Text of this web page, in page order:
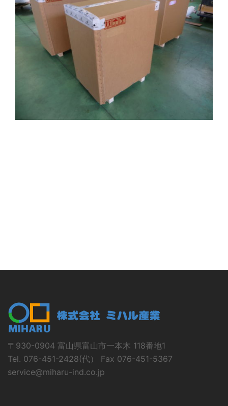
〒930-0904 富山県富山市一本木 118番地1
Tel. 076-451-2428(代） Fax 076-451-5367
service@miharu-ind.co.jp